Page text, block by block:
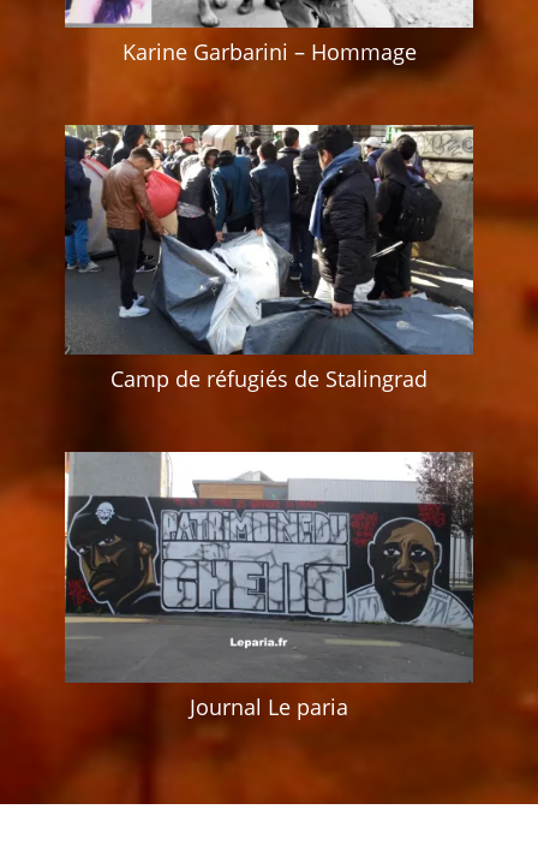
Karine Garbarini – Hommage
Camp de réfugiés de Stalingrad
Journal Le paria